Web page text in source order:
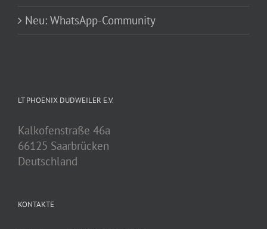
Neu: WhatsApp-Community
LT PHOENIX DUDWEILER E.V.
Kalkofenstraße 46a
66125 Saarbrücken
Deutschland
KONTAKTE